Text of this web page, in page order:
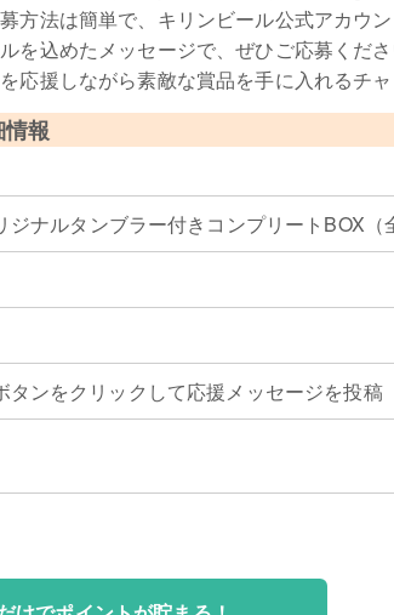
方法は簡単で、キリンビール公式アカウ
を込めたメッセージで、ぜひご応募くだ
援しながら素敵な賞品を手に入れるチャ
報
ナルタンブラー付きコンプリートBOX（
ンをクリックして応援メッセージを投稿